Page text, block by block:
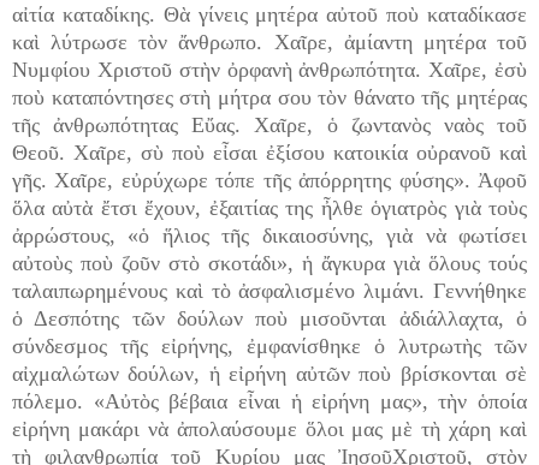
αἰτία καταδίκης. Θὰ γίνεις μητέρα αὐτοῦ ποὺ καταδίκασε
καὶ λύτρωσε τὸν ἄνθρωπο. Χαῖρε, ἀμίαντη μητέρα τοῦ
Νυμφίου Χριστοῦ στὴν ὀρφανὴ ἀνθρωπότητα. Χαῖρε, ἐσὺ
ποὺ καταπόντησες στὴ μήτρα σου τὸν θάνατο τῆς μητέρας
τῆς ἀνθρωπότητας Εὔας. Χαῖρε, ὁ ζωντανὸς ναὸς τοῦ
Θεοῦ. Χαῖρε, σὺ ποὺ εἶσαι ἐξίσου κατοικία οὐρανοῦ καὶ
γῆς. Χαῖρε, εὐρύχωρε τόπε τῆς ἀπόρρητης φύσης». Ἀφοῦ
ὅλα αὐτὰ ἔτσι ἔχουν, ἐξαιτίας της ἦλθε ὁγιατρὸς γιὰ τοὺς
ἀρρώστους, «ὁ ἥλιος τῆς δικαιοσύνης, γιὰ νὰ φωτίσει
αὐτοὺς ποὺ ζοῦν στὸ σκοτάδι», ἡ ἄγκυρα γιὰ ὅλους τούς
ταλαιπωρημένους καὶ τὸ ἀσφαλισμένο λιμάνι. Γεννήθηκε
ὁ Δεσπότης τῶν δούλων ποὺ μισοῦνται ἀδιάλλαχτα, ὁ
σύνδεσμος τῆς εἰρήνης, ἐμφανίσθηκε ὁ λυτρωτὴς τῶν
αἰχμαλώτων δούλων, ἡ εἰρήνη αὐτῶν ποὺ βρίσκονται σὲ
πόλεμο. «Αὐτὸς βέβαια εἶναι ἡ εἰρήνη μας», τὴν ὁποία
εἰρήνη μακάρι νὰ ἀπολαύσουμε ὅλοι μας μὲ τὴ χάρη καὶ
τὴ φιλανθρωπία τοῦ Κυρίου μας ἸησοῦΧριστοῦ, στὸν